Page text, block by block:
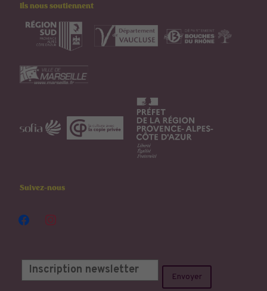
Ils nous soutiennent
Suivez-nous
facebookinstagram